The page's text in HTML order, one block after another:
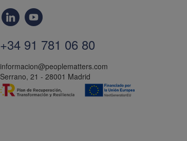
+34 91 781 06 80
informacion@peoplematters.com
Serrano, 21 - 28001 Madrid